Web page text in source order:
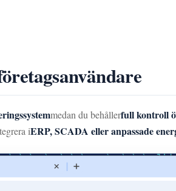
medan du behållerfull kontroll
iERP, SCADA eller anpassade